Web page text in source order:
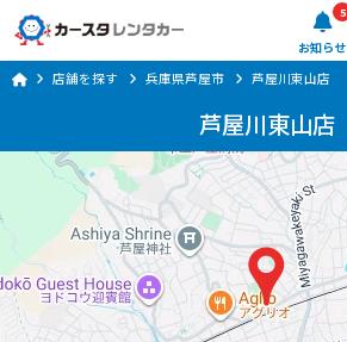
お知らせ
5
車種・料金
店舗を探す
ご利用ガイド
店舗を探す 兵庫県芦屋市 芦屋川東山店
芦屋川東山店